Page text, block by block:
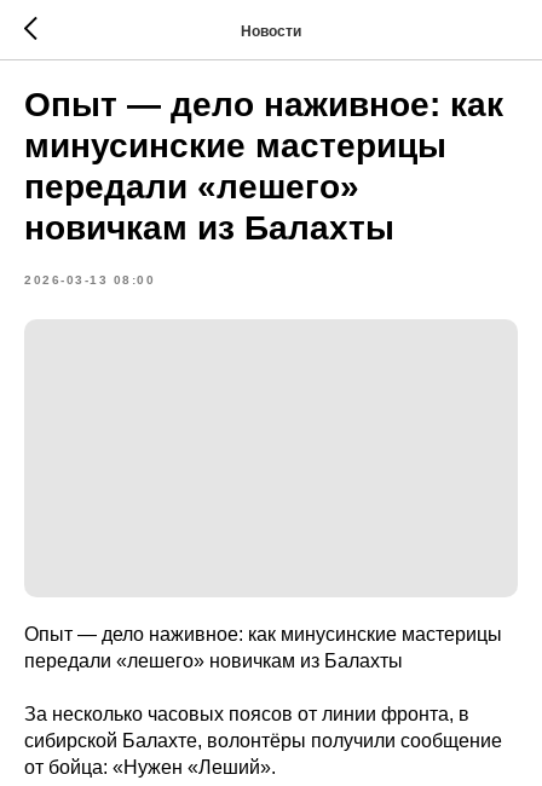
Новости
Опыт — дело наживное: как
минусинские мастерицы
передали «лешего»
новичкам из Балахты
2026-03-13 08:00
Опыт — дело наживное: как минусинские мастерицы
передали «лешего» новичкам из Балахты
За несколько часовых поясов от линии фронта, в
сибирской Балахте, волонтёры получили сообщение
от бойца: «Нужен «Леший».